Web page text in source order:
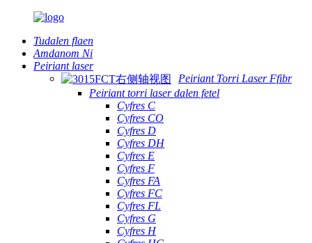
Tudalen flaen
Amdanom Ni
Peiriant laser
Peiriant Torri Laser Ffibr
Peiriant torri laser dalen fetel
Cyfres C
Cyfres CO
Cyfres D
Cyfres DH
Cyfres E
Cyfres F
Cyfres FA
Cyfres FC
Cyfres FL
Cyfres G
Cyfres H